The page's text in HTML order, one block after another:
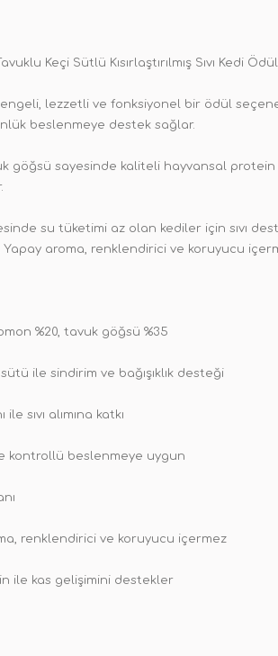
Keçi Sütlü Kısırlaştırılmış Sıvı Kedi
lezzetli ve fonksiyonel bir ödül
beslenmeye destek sağlar.
göğsü sayesinde kaliteli hayvansal protein
su tüketimi az olan kediler için sıvı
Yapay aroma, renklendirici ve koruyucu
%20, tavuk göğsü %35
ile sindirim ve bağışıklık desteği
sıvı alımına katkı
kontrollü beslenmeye uygun
renklendirici ve koruyucu içermez
ile kas gelişimini destekler